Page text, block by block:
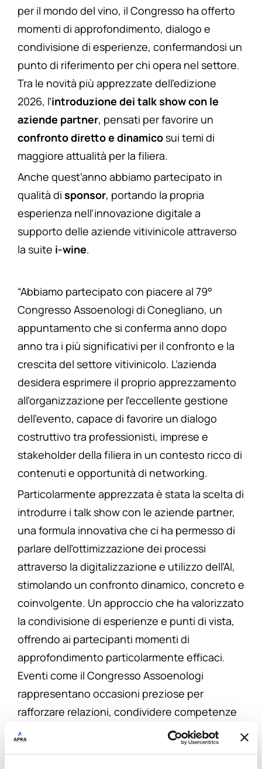
per il mondo del vino, il Congresso ha offerto
momenti di approfondimento, dialogo e
condivisione di esperienze, confermandosi un
punto di riferimento per chi opera nel settore.
Tra le novità più apprezzate dell’edizione
2026, l’introduzione dei talk show con le
aziende partner, pensati per favorire un
confronto diretto e dinamicosui temi di
maggiore attualità per la filiera.
Anche quest’anno abbiamo partecipato in
qualità di sponsor, portando la propria
esperienza nell’innovazione digitale a
supporto delle aziende vitivinicole attraverso
la suite i-wine.
“Abbiamo partecipato con piacere al 79°
Congresso Assoenologi di Conegliano, un
appuntamento che si conferma anno dopo
anno tra i più significativi per il confronto e la
crescita del settore vitivinicolo. L’azienda
desidera esprimere il proprio apprezzamento
all’organizzazione per l’eccellente gestione
dell’evento, capace di favorire un dialogo
costruttivo tra professionisti, imprese e
stakeholder della filiera in un contesto ricco di
contenuti e opportunità di networking.
Particolarmente apprezzata è stata la scelta di
introdurre i talk show con le aziende partner,
una formula innovativa che ci ha permesso di
parlare dell’ottimizzazione dei processi
attraverso la digitalizzazione e utilizzo dell’AI,
stimolando un confronto dinamico, concreto e
coinvolgente. Un approccio che ha valorizzato
la condivisione di esperienze e punti di vista,
offrendo ai partecipanti momenti di
approfondimento particolarmente efficaci.
Eventi come il Congresso Assoenologi
rappresentano occasioni preziose per
rafforzare relazioni, condividere competenze
e contribuire allo sviluppo di un settore in